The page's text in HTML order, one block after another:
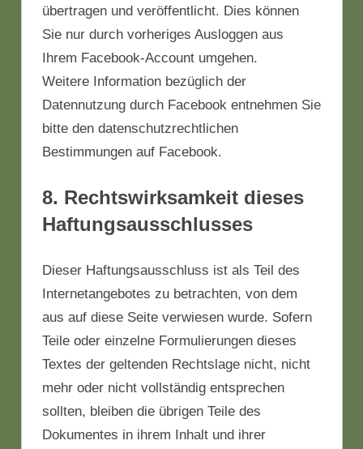
übertragen und veröffentlicht. Dies können
Sie nur durch vorheriges Ausloggen aus
Ihrem Facebook-Account umgehen.
Weitere Information bezüglich der
Datennutzung durch Facebook entnehmen Sie
bitte den datenschutzrechtlichen
Bestimmungen auf Facebook.
8. Rechtswirksamkeit dieses
Haftungsausschlusses
Dieser Haftungsausschluss ist als Teil des
Internetangebotes zu betrachten, von dem
aus auf diese Seite verwiesen wurde. Sofern
Teile oder einzelne Formulierungen dieses
Textes der geltenden Rechtslage nicht, nicht
mehr oder nicht vollständig entsprechen
sollten, bleiben die übrigen Teile des
Dokumentes in ihrem Inhalt und ihrer